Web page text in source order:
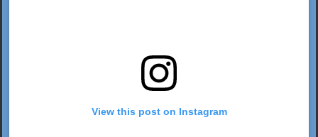
View this post on Instagram